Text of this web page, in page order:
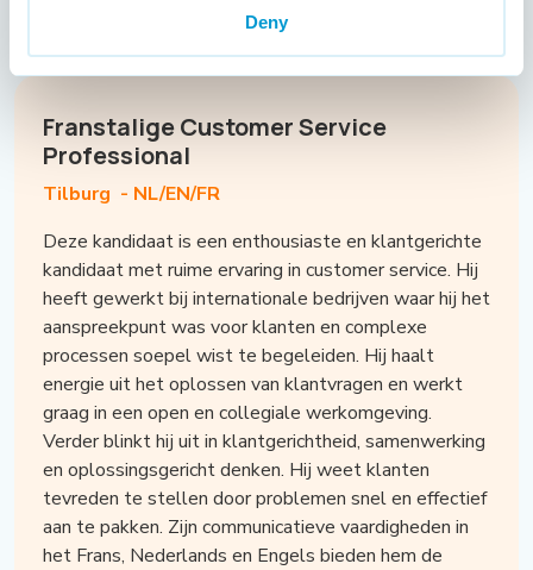
Deny
Franstalige Customer Service
Professional
Tilburg - NL/EN/FR
Deze kandidaat is een enthousiaste en klantgerichte
kandidaat met ruime ervaring in customer service. Hij
heeft gewerkt bij internationale bedrijven waar hij het
aanspreekpunt was voor klanten en complexe
processen soepel wist te begeleiden. Hij haalt
energie uit het oplossen van klantvragen en werkt
graag in een open en collegiale werkomgeving.
Verder blinkt hij uit in klantgerichtheid, samenwerking
en oplossingsgericht denken. Hij weet klanten
tevreden te stellen door problemen snel en effectief
aan te pakken. Zijn communicatieve vaardigheden in
het Frans, Nederlands en Engels bieden hem de